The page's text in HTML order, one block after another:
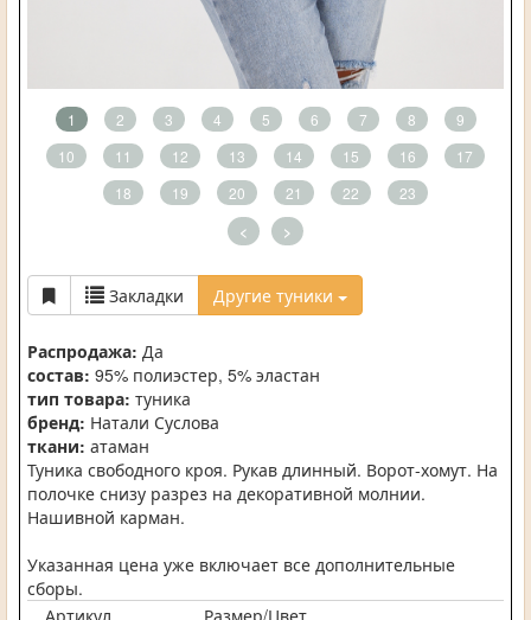
1 2 3 4 5 6 7 8
9
10
11 12 13 14 15 16
17
18
19 20 21 22 23
< >
Закладки Другие туники
Распродажа: Да
состав: 95% полиэстер, 5% эластан
тип товара: туника
бренд: Натали Суслова
ткани: атаман
Туника свободного кроя. Рукав длинный. Ворот-хомут. На
полочке снизу разрез на декоративной молнии.
Нашивной карман.
Указанная цена уже включает все дополнительные
сборы.